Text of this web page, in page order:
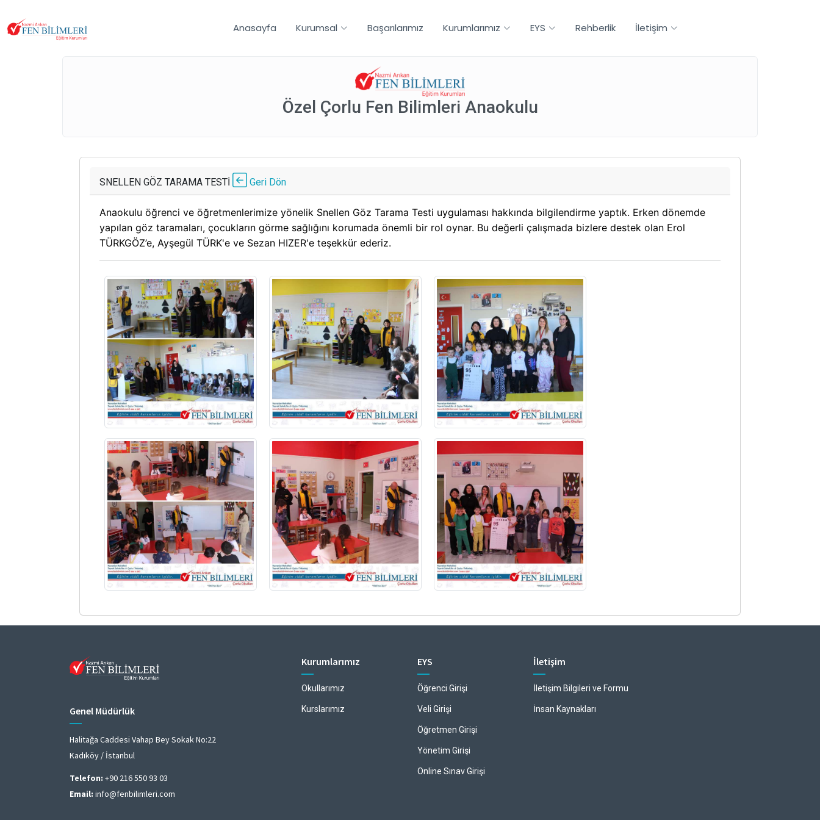
Anasayfa Kurumsal Başarılarımız Kurumlarımız EYS Rehberlik İletişim
Özel Çorlu Fen Bilimleri Anaokulu
SNELLEN GÖZ TARAMA TESTİ Geri Dön
Anaokulu öğrenci ve öğretmenlerimize yönelik Snellen Göz Tarama Testi uygulaması hakkında bilgilendirme yaptık. Erken dönemde
yapılan göz taramaları, çocukların görme sağlığını korumada önemli bir rol oynar. Bu değerli çalışmada bizlere destek olan Erol
TÜRKGÖZ’e, Ayşegül TÜRK'e ve Sezan HIZER'e teşekkür ederiz.
Genel Müdürlük
Halitağa Caddesi Vahap Bey Sokak No:22
Kadıköy / İstanbul
Telefon: +90 216 550 93 03
Email: info@fenbilimleri.com
Kurumlarımız
Okullarımız
Kurslarımız
EYS
Öğrenci Girişi
Veli Girişi
Öğretmen Girişi
Yönetim Girişi
Online Sınav Girişi
İletişim
İletişim Bilgileri ve Formu
İnsan Kaynakları